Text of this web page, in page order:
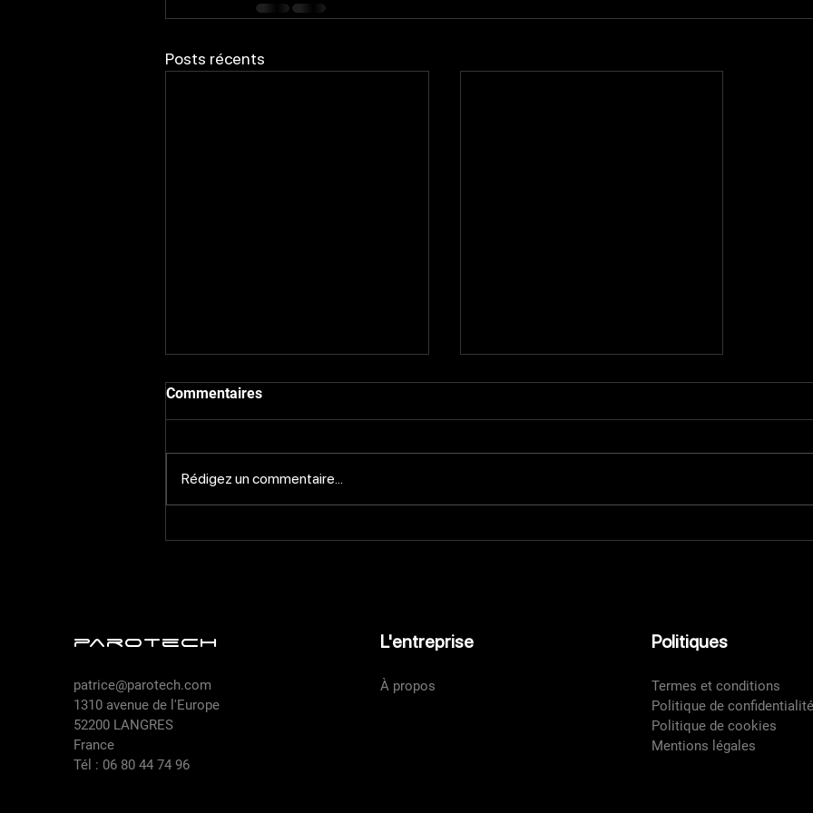
Posts récents
Commentaires
Rédigez un commentaire...
parotech
patrice@parotech.com
1310 avenue de l'Europe
52200 LANGRES
France
Tél : 06 80 44 74 96
L'entreprise
À propos
Politiques
Termes et conditions
Politique de confidentialité
Politique de cookies
Mentions légales